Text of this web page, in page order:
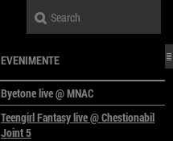
EVENIMENTE
Byetone live @ MNAC
Teengirl Fantasy live @ Chestionabil
Joint 5